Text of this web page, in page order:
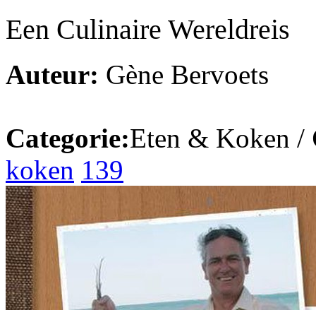
Een Culinaire Wereldreis
Auteur: Gène Bervoets
Categorie:Eten & Koken /
koken 139